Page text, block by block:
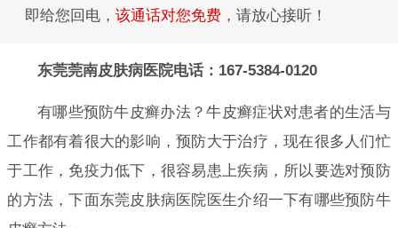
即给您回电， 该通话对您免费 ，请放心接听！
东莞莞南皮肤病医院电话：167-5384-0120
有哪些预防牛皮癣办法？牛皮癣症状对患者的生活与
工作都有着很大的影响，预防大于治疗，现在很多人们忙
于工作，免疫力低下，很容易患上疾病，所以要选对预防
的方法，下面东莞皮肤病医院医生介绍一下有哪些预防牛